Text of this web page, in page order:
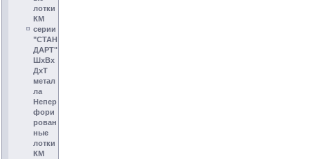
лотки
КМ
серии
"СТАН
ДАРТ"
ШхВх
ДхТ
метал
ла
Непер
фори
рован
ные
лотки
КМ